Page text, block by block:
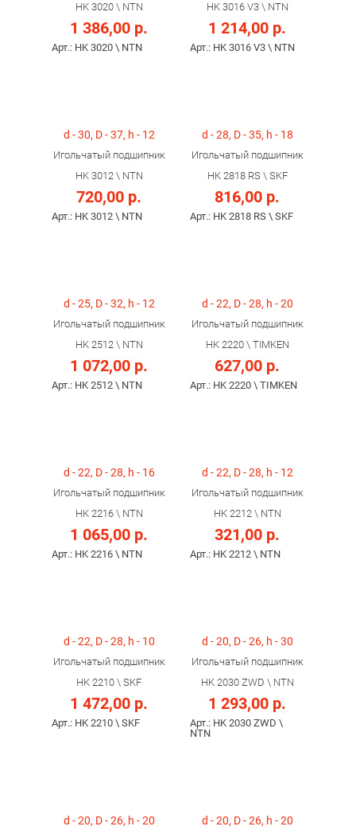
HK 3020 \ NTN
1 386,00 р.
Арт.: HK 3020 \ NTN
HK 3016 V3 \ NTN
1 214,00 р.
Арт.: HK 3016 V3 \ NTN
d - 30, D - 37, h - 12
Игольчатый подшипник
HK 3012 \ NTN
720,00 р.
Арт.: HK 3012 \ NTN
d - 28, D - 35, h - 18
Игольчатый подшипник
HK 2818 RS \ SKF
816,00 р.
Арт.: HK 2818 RS \ SKF
d - 25, D - 32, h - 12
Игольчатый подшипник
HK 2512 \ NTN
1 072,00 р.
Арт.: HK 2512 \ NTN
d - 22, D - 28, h - 20
Игольчатый подшипник
HK 2220 \ TIMKEN
627,00 р.
Арт.: HK 2220 \ TIMKEN
d - 22, D - 28, h - 16
Игольчатый подшипник
HK 2216 \ NTN
1 065,00 р.
Арт.: HK 2216 \ NTN
d - 22, D - 28, h - 12
Игольчатый подшипник
HK 2212 \ NTN
321,00 р.
Арт.: HK 2212 \ NTN
d - 22, D - 28, h - 10
Игольчатый подшипник
HK 2210 \ SKF
1 472,00 р.
Арт.: HK 2210 \ SKF
d - 20, D - 26, h - 30
Игольчатый подшипник
HK 2030 ZWD \ NTN
1 293,00 р.
Арт.: HK 2030 ZWD \
NTN
d - 20, D - 26, h - 20 d - 20, D - 26, h - 20